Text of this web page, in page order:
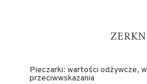
Pieczarki: wartości odżywcze,
przeciwwskazania